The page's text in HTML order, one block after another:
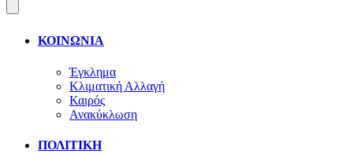
ΚΟΙΝΩΝΙΑ
Έγκλημα
Κλιματική Αλλαγή
Καιρός
Ανακύκλωση
ΠΟΛΙΤΙΚΗ